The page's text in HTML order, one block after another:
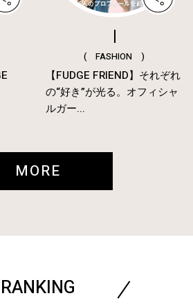
( FASHION )
【FUDGE FRIEND】それぞれ
の“好き”が光る。オフィシャ
ルガー...
MORE
RANKING